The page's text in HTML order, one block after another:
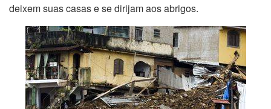
deixem suas casas e se dirijam aos abrigos.